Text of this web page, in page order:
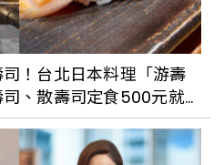
策 北投一日小旅行
中山區巷弄的私房景點 赤峰街
！台北日本料理「游壽
、散壽司定食500元就